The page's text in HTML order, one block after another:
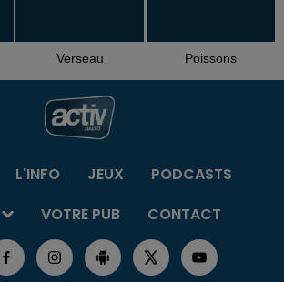
Verseau Poissons
L'INFO JEUX
PODCASTS
VOTRE PUB CONTACT